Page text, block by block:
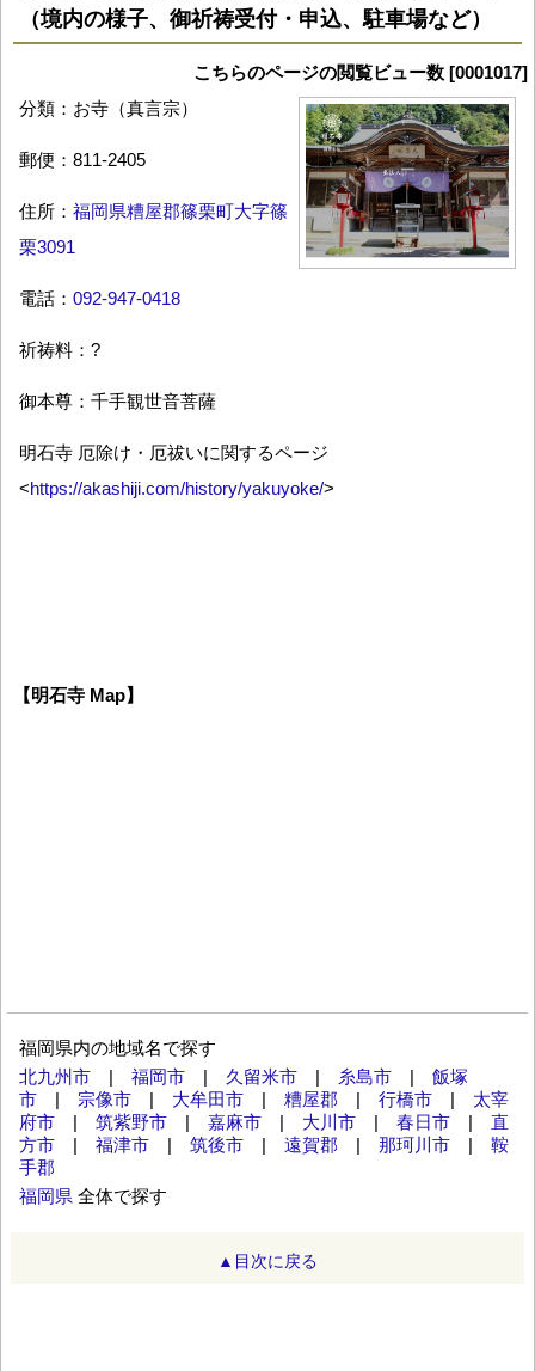
（境内の様子、御祈祷受付・申込、駐車場など）
こちらのページの閲覧ビュー数 [0001017]
分類：お寺（真言宗）
郵便：811-2405
住所： 福岡県糟屋郡篠栗町大字篠
栗3091
電話： 092-947-0418
祈祷料：?
御本尊：千手観世音菩薩
明石寺 厄除け・厄祓いに関するページ
<https://akashiji.com/history/yakuyoke/>
【明石寺 Map】
福岡県内の地域名で探す
北九州市
福岡市 久留米市 糸島市
飯塚
市
宗像市 大牟田市 糟屋郡 行橋市
太宰
府市
筑紫野市 嘉麻市 大川市 春日市
直
方市
福津市 筑後市 遠賀郡 那珂川市
鞍
手郡
福岡県 全体で探す
▲目次に戻る